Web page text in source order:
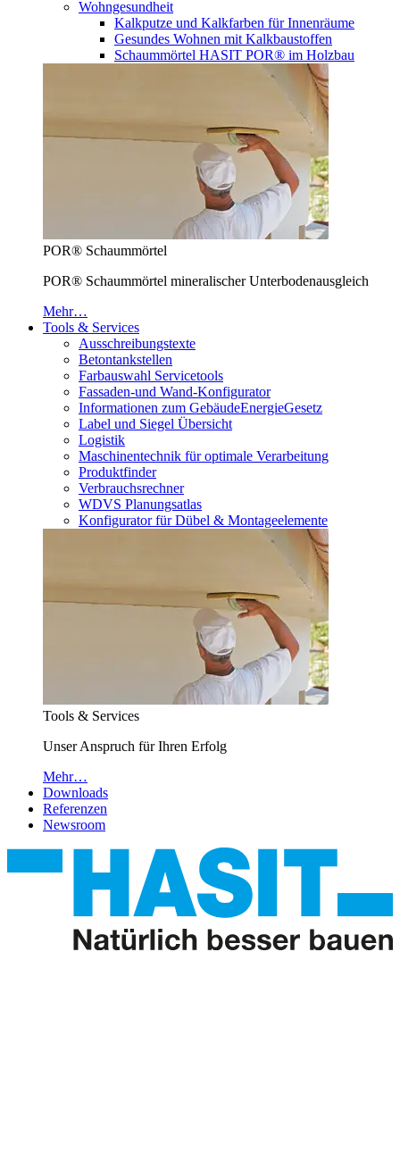
Wohngesundheit
Kalkputze und Kalkfarben für Innenräume
Gesundes Wohnen mit Kalkbaustoffen
Schaummörtel HASIT POR® im Holzbau
POR® Schaummörtel
POR® Schaummörtel mineralischer Unterbodenausgleich
Mehr…
Tools & Services
Ausschreibungstexte
Betontankstellen
Farbauswahl Servicetools
Fassaden-und Wand-Konfigurator
Informationen zum GebäudeEnergieGesetz
Label und Siegel Übersicht
Logistik
Maschinentechnik für optimale Verarbeitung
Produktfinder
Verbrauchsrechner
WDVS Planungsatlas
Konfigurator für Dübel & Montageelemente
Tools & Services
Unser Anspruch für Ihren Erfolg
Mehr…
Downloads
Referenzen
Newsroom